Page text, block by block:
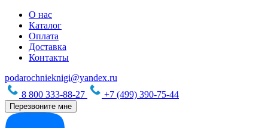
О нас
Каталог
Оплата
Доставка
Контакты
podarochnieknigi@yandex.ru
8 800 333-88-27
+7 (499) 390-75-44
Перезвоните мне